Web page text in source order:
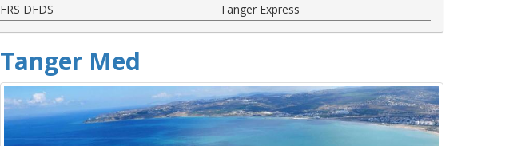
FRS DFDS Tanger Express
Tanger Med